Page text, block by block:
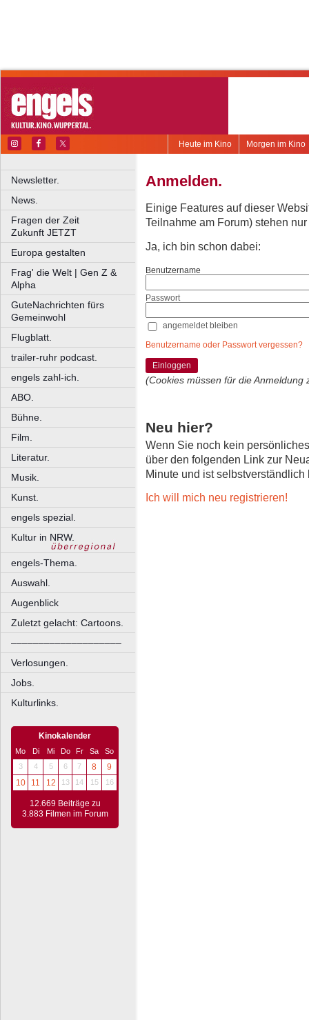
Morgen im Kino
Heute im Kino
Newsletter.
News.
Fragen der Zeit
Zukunft JETZT
Europa gestalten
Frag' die Welt | Gen Z &
Alpha
GuteNachrichten fürs
Gemeinwohl
Flugblatt.
trailer-ruhr podcast.
engels zahl-ich.
ABO.
Bühne.
Film.
Literatur.
Musik.
Kunst.
engels spezial.
Kultur in NRW.
engels-Thema.
Auswahl.
Augenblick
Zuletzt gelacht: Cartoons.
––––––––––––––––––––
Verlosungen.
Jobs.
Kulturlinks.
Kinokalender
Mo Di Mi Do Fr Sa
So
3
4 5 6 7 8
9
10
11 12 13 14 15 16
12.669 Beiträge zu
3.883 Filmen im Forum
Anmelden.
Einige Features auf dieser
Teilnahme am Forum) stehen
Ja, ich bin schon dabei:
Benutzername
Passwort
angemeldet bleiben
Benutzername oder Passwort vergessen?
Einloggen
(Cookies müssen für die Anmeldung
Neu hier?
Wenn Sie noch kein
über den folgenden Link zur
Minute und ist selbstverständlich
Ich will mich neu registrieren!